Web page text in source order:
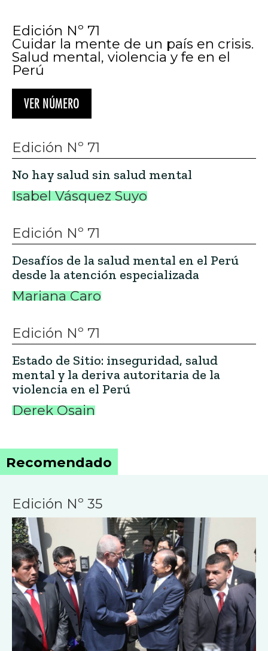
Edición Nº 71
Cuidar la mente de un país en crisis.
Salud mental, violencia y fe en el
Perú
VER NÚMERO
Edición Nº 71
No hay salud sin salud mental
Isabel Vásquez Suyo
Edición Nº 71
Desafíos de la salud mental en el Perú
desde la atención especializada
Mariana Caro
Edición Nº 71
Estado de Sitio: inseguridad, salud
mental y la deriva autoritaria de la
violencia en el Perú
Derek Osain
Recomendado
Edición Nº 35